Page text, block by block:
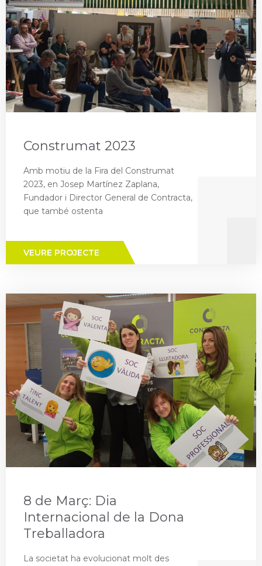
Construmat 2023
Amb motiu de la Fira del Construmat
2023, en Josep Martínez Zaplana,
Fundador i Director General de Contracta,
que també ostenta
VEURE PROJECTE
8 de Març: Dia
Internacional de la Dona
Treballadora
La societat ha evolucionat molt des